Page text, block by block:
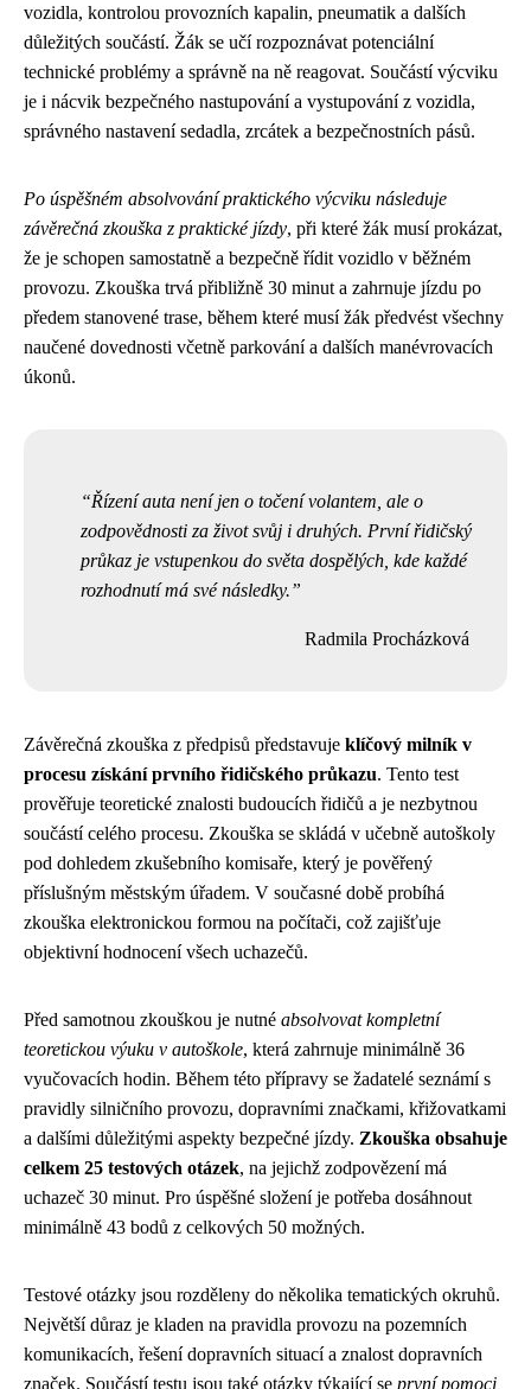
vozidla, kontrolou provozních kapalin, pneumatik a dalších
důležitých součástí. Žák se učí rozpoznávat potenciální
technické problémy a správně na ně reagovat. Součástí výcviku
je i nácvik bezpečného nastupování a vystupování z vozidla,
správného nastavení sedadla, zrcátek a bezpečnostních pásů.
Po úspěšném absolvování praktického výcviku následuje
závěrečná zkouška z praktické jízdy, při které žák musí prokázat,
že je schopen samostatně a bezpečně řídit vozidlo v běžném
provozu. Zkouška trvá přibližně 30 minut a zahrnuje jízdu po
předem stanovené trase, během které musí žák předvést všechny
naučené dovednosti včetně parkování a dalších manévrovacích
úkonů.
Řízení auta není jen o točení volantem, ale o
zodpovědnosti za život svůj i druhých. První řidičský
průkaz je vstupenkou do světa dospělých, kde každé
rozhodnutí má své následky.
Radmila Procházková
Závěrečná zkouška z předpisů představuje klíčový milník v
procesu získání prvního řidičského průkazu. Tento test
prověřuje teoretické znalosti budoucích řidičů a je nezbytnou
součástí celého procesu. Zkouška se skládá v učebně autoškoly
pod dohledem zkušebního komisaře, který je pověřený
příslušným městským úřadem. V současné době probíhá
zkouška elektronickou formou na počítači, což zajišťuje
objektivní hodnocení všech uchazečů.
Před samotnou zkouškou je nutné absolvovat kompletní
teoretickou výuku v autoškole, která zahrnuje minimálně 36
vyučovacích hodin. Během této přípravy se žadatelé seznámí s
pravidly silničního provozu, dopravními značkami, křižovatkami
a dalšími důležitými aspekty bezpečné jízdy. Zkouška obsahuje
celkem 25 testových otázek, na jejichž zodpovězení má
uchazeč 30 minut. Pro úspěšné složení je potřeba dosáhnout
minimálně 43 bodů z celkových 50 možných.
Testové otázky jsou rozděleny do několika tematických okruhů.
Největší důraz je kladen na pravidla provozu na pozemních
komunikacích, řešení dopravních situací a znalost dopravních
značek. Součástí testu jsou také otázky týkající se první pomoci,